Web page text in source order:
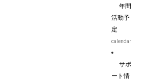
年間
活動予
定
calendar
サポ
ート情